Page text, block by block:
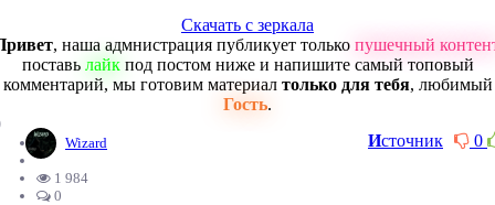
Скачать с зеркала
, наша адмнистрация публикует только пушечный
поставь лайкпод постом ниже и напишите самый топовый
комментарий, мы готовим материал только для тебя, любимый
Гость.
0
Источник
Wizard
1 984
0